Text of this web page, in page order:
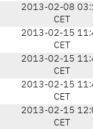
2013-02-08
CET
2013-02-15
CET
2013-02-15
CET
2013-02-15
CET
2013-02-15
CET